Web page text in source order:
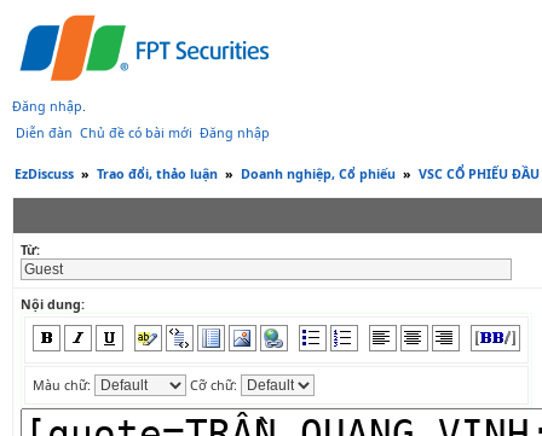
Đăng nhập.
Diễn đàn Chủ đề có bài mới Đăng nhập
EzDiscuss » Trao đổi, thảo luận » Doanh nghiệp, Cổ phiếu » VSC CỔ PHIẾU
Từ:
Nội dung:
Màu chữ: Cỡ chữ: